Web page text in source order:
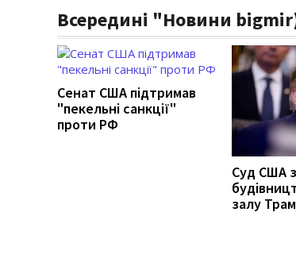
Всередині "Новини
Сенат США підтримав
"пекельні санкції"
проти РФ
Суд США
залу